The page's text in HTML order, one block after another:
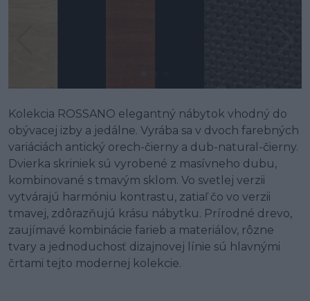
Kolekcia ROSSANO elegantný nábytok vhodný do
obývacej izby a jedálne. Vyrába sa v dvoch farebných
variáciách antický orech-čierny a dub-natural-čierny.
Dvierka skriniek sú vyrobené z masívneho dubu,
kombinované s tmavým sklom. Vo svetlej verzii
vytvárajú harmóniu kontrastu, zatiaľ čo vo verzii
tmavej, zdôrazňujú krásu nábytku. Prírodné drevo,
zaujímavé kombinácie farieb a materiálov, rôzne
tvary a jednoduchosť dizajnovej línie sú hlavnými
črtami tejto modernej kolekcie.